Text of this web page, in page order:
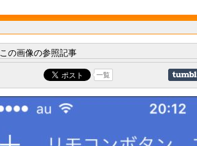
この画像の参照記事
一覧